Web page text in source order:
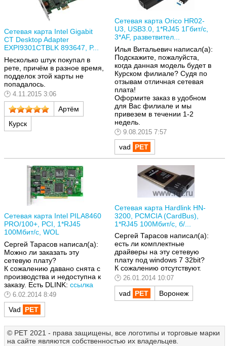
Сетевая карта Intel Gigabit
CT Desktop Adapter
EXPI9301CTBLK 893647, P...
Несколько штук покупал в
рете, причём в разное время,
подделок этой карты не
попадалось.
4.11.2015 3:06
Артём
Курск
Сетевая карта Orico HR02-
U3, USB3.0, 1*RJ45 1Гбит/с,
3*AF, разветвител...
Илья Витальевич написал(а):
Подскажите, пожалуйста,
когда данная модель будет в
Курском филиале? Судя по
отзывам отличная сетевая
плата!
Оформите заказ в удобном
для Вас филиале и мы
привезем в течении 1-2
недель.
9.08.2015 7:57
vad
Сетевая карта Intel PILA8460
PRO/100+, PCI, 1*RJ45
100Мбит/с, WOL
Сергей Тарасов написал(а):
Можно ли заказать эту
сетевую плату?
К сожалению давано снята с
производства и недоступна к
заказу. Есть DLINK: ссылка
6.02.2014 8:49
Vad
Сетевая карта Hardlink HN-
3200, PCMCIA (CardBus),
1*RJ45 100Мбит/с, б/...
Сергей Тарасов написал(а):
есть ли комплектные
драйверы на эту сетевую
плату под windows 7 32bit?
К сожалению отсутствуют.
26.01.2014 10:07
vad Воронеж
© РЕТ 2021 - права защищены, все логотипы и торговые марки
на сайте являются собственностью их владельцев.